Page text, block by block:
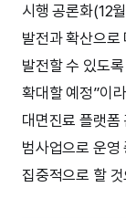
시행 공론화(12
발전과 확산으로
발전할 수 있도
확대할 예정”이
대면진료 플랫폼
범사업으로 운영
집중적으로 할